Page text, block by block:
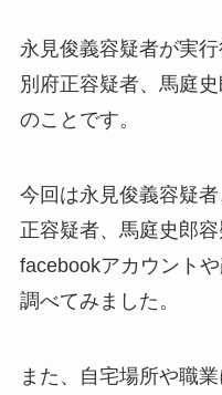
永見俊義容疑者が実
別府正容疑者、馬庭
のことです。
今回は永見俊義容疑
正容疑者、馬庭史郎容
facebookアカウント
調べてみました。
また、自宅場所や職